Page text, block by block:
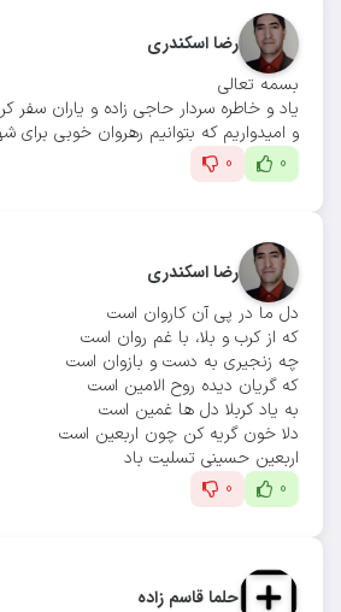
رضا اسکندری
بسمه تعالی
یاد و خاطره سردار حاجی زاده و یاران سفر
و امیدواریم که بتوانیم رهروان خوبی برای
0
0
رضا اسکندری
دل ما در پی آن کاروان است
که از کرب و بلا، با غم روان است
چه زنجیری به دست و بازوان است
که گریان دیده روح الامین است
به یاد کربلا دل ها غمین است
دلا خون گریه کن چون اربعین است
اربعین حسینی تسلیت باد
0
0
حلما قاسم زاده